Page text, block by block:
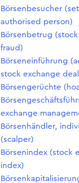
Börsenbesucher
authorised person)
Börsenbetrug
fraud)
Börseneinführung
stock exchange
Börsengerüchte
exchange
Börsenhändler,
(scalper)
Börsenindex (stock
index)